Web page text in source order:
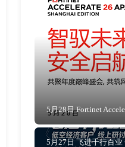
5月28日 Fortinet